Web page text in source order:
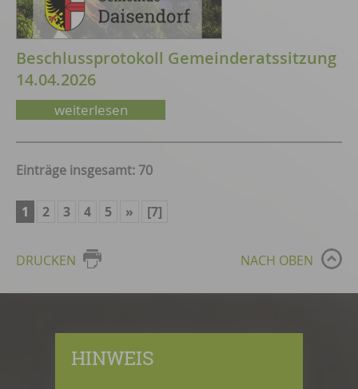
Beschlussprotokoll Gemeinderatssitzung
14.04.2026
weiterlesen
Einträge insgesamt: 70
1 2 3 4 5 » [7]
DRUCKEN NACH OBEN
HINWEIS